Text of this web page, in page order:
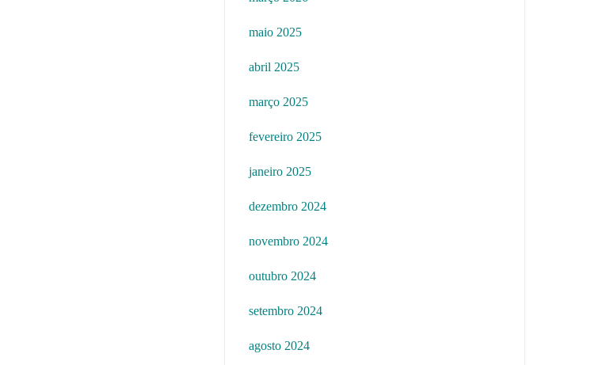
maio 2025
abril 2025
março 2025
fevereiro 2025
janeiro 2025
dezembro 2024
novembro 2024
outubro 2024
setembro 2024
agosto 2024